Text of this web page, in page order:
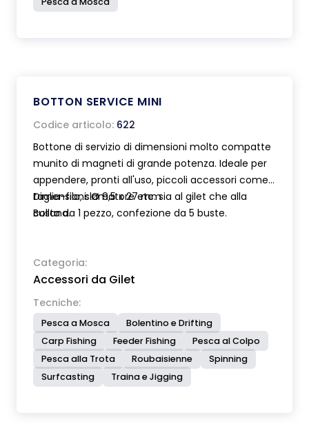
BOTTON SERVICE MINI
Codice articolo: 622
Bottone di servizio di dimensioni molto compatte
munito di magneti di grande potenza. Ideale per
appendere, pronti all'uso, piccoli accessori come
taglia-filo, slamatore etc. sia al gilet che alla
collana.
Dimensioni: Ø 9,5 x 27 mm
Busta da 1 pezzo, confezione da 5 buste.
Categoria:
Accessori da Gilet
Tecniche:
Pesca a Mosca
Bolentino e Drifting
Carp Fishing
Feeder Fishing
Pesca al Colpo
Pesca alla Trota
Roubaisienne
Spinning
Surfcasting
Traina e Jigging